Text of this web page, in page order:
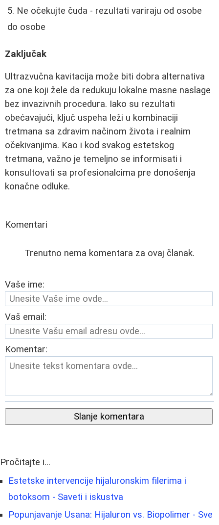
Ne očekujte čuda - rezultati variraju od osobe
do osobe
Zaključak
Ultrazvučna kavitacija može biti dobra alternativa
za one koji žele da redukuju lokalne masne naslage
bez invazivnih procedura. Iako su rezultati
obećavajući, ključ uspeha leži u kombinaciji
tretmana sa zdravim načinom života i realnim
očekivanjima. Kao i kod svakog estetskog
tretmana, važno je temeljno se informisati i
konsultovati sa profesionalcima pre donošenja
konačne odluke.
Komentari
Trenutno nema komentara za ovaj članak.
Vaše ime:
Vaš email:
Komentar:
Slanje komentara
Pročitajte i...
Estetske intervencije hijaluronskim filerima i
botoksom - Saveti i iskustva
Popunjavanje Usana: Hijaluron vs. Biopolimer - Sve